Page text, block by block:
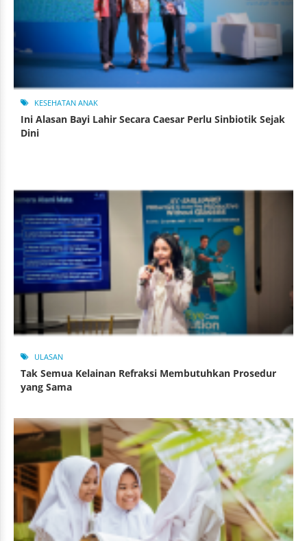
KESEHATAN ANAK
Ini Alasan Bayi Lahir Secara Caesar Perlu Sinbiotik Sejak
Dini
ULASAN
Tak Semua Kelainan Refraksi Membutuhkan Prosedur
yang Sama